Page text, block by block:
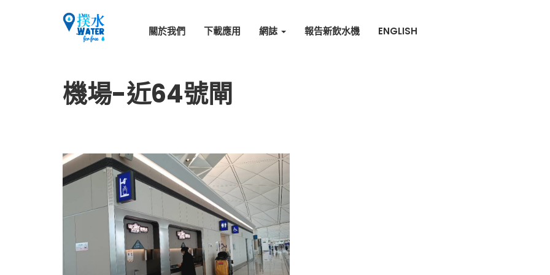
關於我們 下載應用 網誌 報告新飲水機 ENGLISH
機場-近64號閘